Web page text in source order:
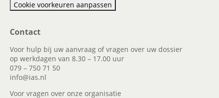
Cookie voorkeuren aanpassen
Contact
Voor hulp bij uw aanvraag of vragen over uw dossier
op werkdagen van 8.30 – 17.00 uur
079 – 750 71 50
info@ias.nl
Voor vragen over onze organisatie